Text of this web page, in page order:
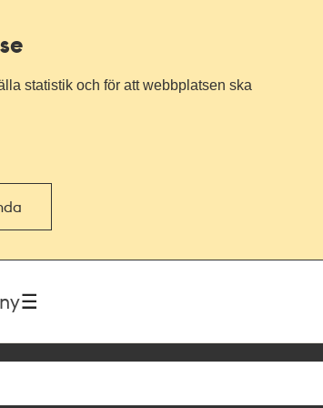
statistik och för att webbplatsen ska